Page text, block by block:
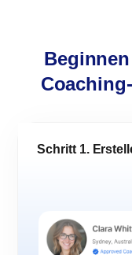
Schritt 1.